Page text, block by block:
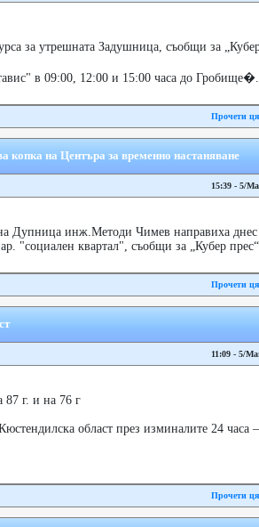
за утрешната Задушница, съобщи за
в 09:00, 12:00 и 15:00 часа до
Прочети
на Центъра за временно настаняване
15:39 - 5/
Дупница инж.Методи Чимев направиха днес
"социален квартал", съобщи за „Кубер
Прочети
11:09 - 5/
г. и на 76 г
област през изминалите 24 часа
Прочети